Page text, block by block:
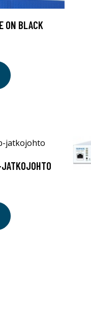
ON BLACK